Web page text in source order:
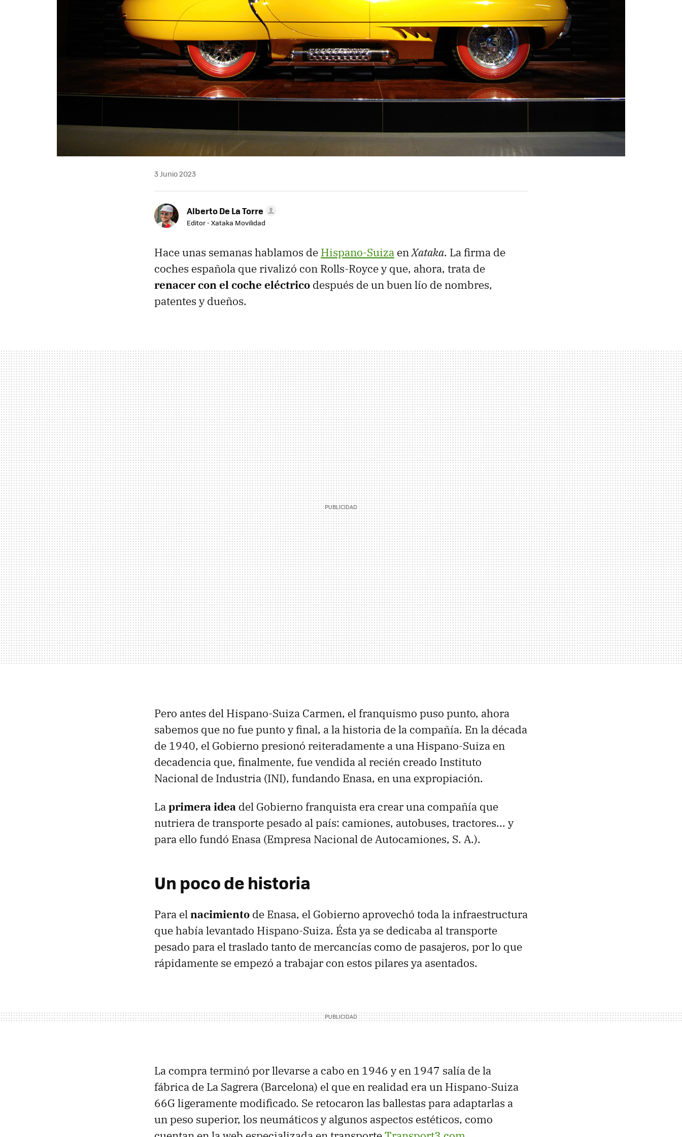
3 Junio 2023
Alberto De La Torre
Editor - Xataka Movilidad
Hace unas semanas hablamos de Hispano-Suiza enXataka. La firma de
coches española que rivalizó con Rolls-Royce y que, ahora, trata de
renacer con el coche eléctrico después de un buen lío de nombres,
patentes y dueños.
Pero antes del Hispano-Suiza Carmen, el franquismo puso punto, ahora
sabemos que no fue punto y final, a la historia de la compañía. En la década
de 1940, el Gobierno presionó reiteradamente a una Hispano-Suiza en
decadencia que, finalmente, fue vendida al recién creado Instituto
Nacional de Industria (INI), fundando Enasa, en una expropiación.
Laprimera idea del Gobierno franquista era crear una compañía que
nutriera de transporte pesado al país: camiones, autobuses, tractores... y
para ello fundó Enasa (Empresa Nacional de Autocamiones, S. A.).
Un poco de historia
Para elnacimiento de Enasa, el Gobierno aprovechó toda la infraestructura
que había levantado Hispano-Suiza. Ésta ya se dedicaba al transporte
pesado para el traslado tanto de mercancías como de pasajeros, por lo que
rápidamente se empezó a trabajar con estos pilares ya asentados.
La compra terminó por llevarse a cabo en 1946 y en 1947 salía de la
fábrica de La Sagrera (Barcelona) el que en realidad era un Hispano-Suiza
66G ligeramente modificado. Se retocaron las ballestas para adaptarlas a
un peso superior, los neumáticos y algunos aspectos estéticos, como